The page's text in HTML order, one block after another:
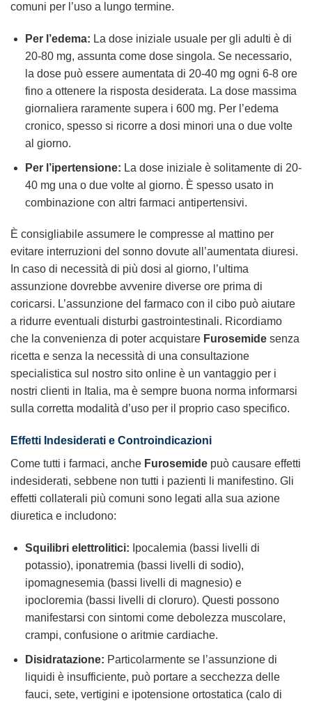
comuni per l’uso a lungo termine.
Per l’edema: La dose iniziale usuale per gli adulti è di
20-80 mg, assunta come dose singola. Se necessario,
la dose può essere aumentata di 20-40 mg ogni 6-8 ore
fino a ottenere la risposta desiderata. La dose massima
giornaliera raramente supera i 600 mg. Per l’edema
cronico, spesso si ricorre a dosi minori una o due volte
al giorno.
Per l’ipertensione: La dose iniziale è solitamente di 20-
40 mg una o due volte al giorno. È spesso usato in
combinazione con altri farmaci antipertensivi.
È consigliabile assumere le compresse al mattino per
evitare interruzioni del sonno dovute all’aumentata diuresi.
In caso di necessità di più dosi al giorno, l’ultima
assunzione dovrebbe avvenire diverse ore prima di
coricarsi. L’assunzione del farmaco con il cibo può aiutare
a ridurre eventuali disturbi gastrointestinali. Ricordiamo
che la convenienza di poter acquistare Furosemide senza
ricetta e senza la necessità di una consultazione
specialistica sul nostro sito online è un vantaggio per i
nostri clienti in Italia, ma è sempre buona norma informarsi
sulla corretta modalità d’uso per il proprio caso specifico.
Effetti Indesiderati e Controindicazioni
Come tutti i farmaci, anche Furosemide può causare effetti
indesiderati, sebbene non tutti i pazienti li manifestino. Gli
effetti collaterali più comuni sono legati alla sua azione
diuretica e includono:
Squilibri elettrolitici: Ipocalemia (bassi livelli di
potassio), iponatremia (bassi livelli di sodio),
ipomagnesemia (bassi livelli di magnesio) e
ipocloremia (bassi livelli di cloruro). Questi possono
manifestarsi con sintomi come debolezza muscolare,
crampi, confusione o aritmie cardiache.
Disidratazione: Particolarmente se l’assunzione di
liquidi è insufficiente, può portare a secchezza delle
fauci, sete, vertigini e ipotensione ortostatica (calo di